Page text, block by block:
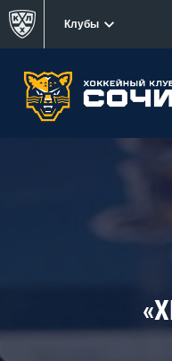
Клубы